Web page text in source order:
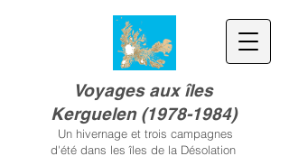
Voyages aux îles
Kerguelen (1978-1984)
Un hivernage et trois campagnes
d'été dans les îles de la Désolation